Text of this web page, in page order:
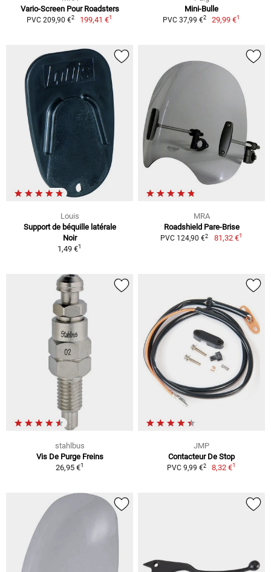
Vario-Screen Pour Roadsters
PVC 209,90 €2 199,41 €1
Mini-Bulle
PVC 37,99 €2 29,99 €1
Louis
Support de béquille latérale
Noir
1,49 €1
MRA
Roadshield Pare-Brise
PVC 124,90 €2 81,32 €1
stahlbus
Vis De Purge Freins
26,95 €1
JMP
Contacteur De Stop
PVC 9,99 €2 8,32 €1